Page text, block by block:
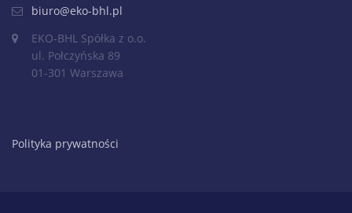
biuro@eko-bhl.pl
EKO-BHL Spółka z o.o.
ul. Połczyńska 89
01-301 Warszawa
Polityka prywatności